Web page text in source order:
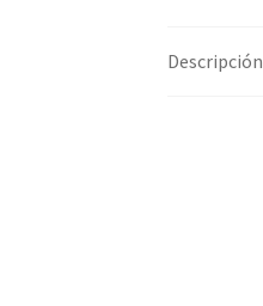
Descripción